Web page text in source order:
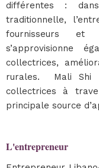
différentes :
traditionnelle,
fournisseurs et
s’approvisionne
collectrices,
rurales. Mali Shi
collectrices à
principale source
L'entrepreneur